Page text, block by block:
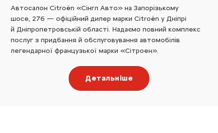
Автосалон Citroën «Сінгл Авто» на Запорізькому
шосе, 27б — офіційний дилер марки Citroën у Дніпрі
й Дніпропетровській області. Надаємо повний комплекс
послуг з придбання й обслуговування автомобілів
легендарної французької марки «Сітроен».
Детальніше